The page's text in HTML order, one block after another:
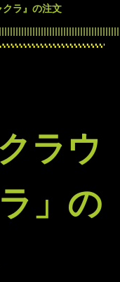
ラ』の注文
ラウ
」の